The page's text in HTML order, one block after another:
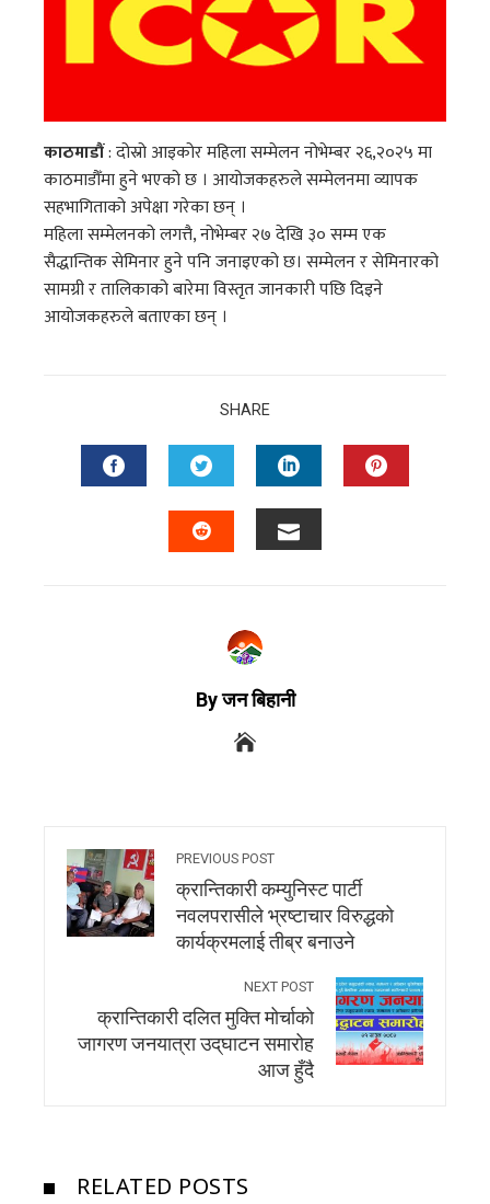
काठमाडौं: दोस्रो आइकोर महिला सम्मेलन नोभेम्बर २६,२०२५ मा
काठमाडौँमा हुने भएको छ । आयोजकहरुले सम्मेलनमा व्यापक
सहभागिताको अपेक्षा गरेका छन् ।
महिला सम्मेलनको लगत्तै, नोभेम्बर २७ देखि ३० सम्म एक
सैद्धान्तिक सेमिनार हुने पनि जनाइएको छ। सम्मेलन र सेमिनारको
सामग्री र तालिकाको बारेमा विस्तृत जानकारी पछि दिइने
आयोजकहरुले बताएका छन् ।
SHARE
By जन बिहानी
PREVIOUS POST
क्रान्तिकारी कम्युनिस्ट पार्टी
नवलपरासीले भ्रष्टाचार विरुद्धको
कार्यक्रमलाई तीब्र बनाउने
NEXT POST
क्रान्तिकारी दलित मुक्ति मोर्चाकाे
जागरण जनयात्रा उद्‌घाटन समारोह
आज हुँदै
RELATED POSTS